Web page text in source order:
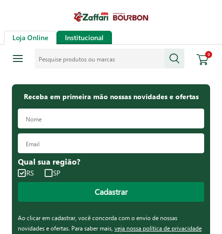
Loja Online Institucional
0
Receba em primeira mão nossas novidades e ofertas
Qual sua região?
RS SP
Cadastrar
Ao clicar em cadastrar, você concorda com o envio de nossas
novidades e ofertas. Para saber mais, veja nossa política de privacidade